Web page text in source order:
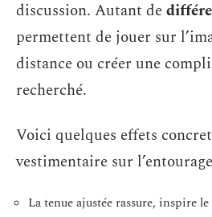
discussion. Autant de
permettent de jouer sur
distance ou créer une
recherché.
Voici quelques effets
vestimentaire sur
La tenue ajustée rassure, inspire le